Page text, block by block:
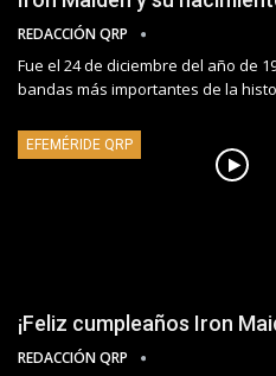
REDACCIÓN QRP
Fue el 24 de diciembre del año de
bandas más importantes de la
EFEMÉRIDE QRP
¡Feliz cumpleaños Iron
REDACCIÓN QRP